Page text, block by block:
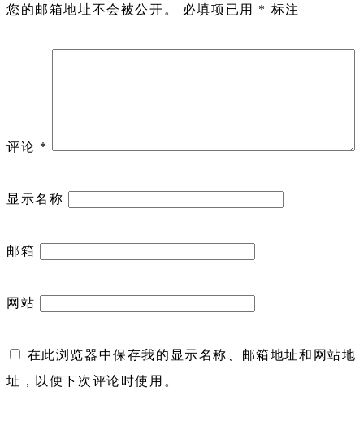
您的邮箱地址不会被公开。 必填项已用 * 标注
评论 *
显示名称
邮箱
网站
在此浏览器中保存我的显示名称、邮箱地址和网站地
址，以便下次评论时使用。